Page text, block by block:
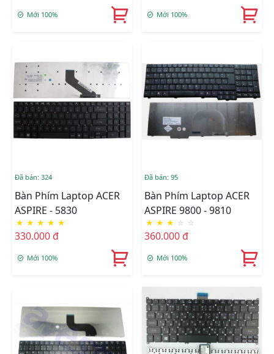
Mới 100% Mới 100%
Đã bán: 324
Bàn Phím Laptop ACER
ASPIRE - 5830
★ ★ ★ ★ ★
330.000 đ
Mới 100%
Đã bán: 95
Bàn Phím Laptop ACER
ASPIRE 9800 - 9810
★ ★ ★ ☆ ☆
360.000 đ
Mới 100%